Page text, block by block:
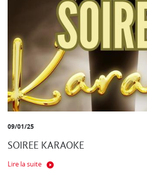
09/01/25
SOIREE KARAOKE
Lire la suite